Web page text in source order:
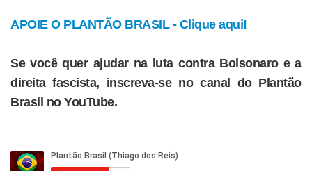
APOIE O PLANTÃO BRASIL - Clique aqui!
Se você quer ajudar na luta contra Bolsonaro e a
direita fascista, inscreva-se no canal do Plantão
Brasil no YouTube.